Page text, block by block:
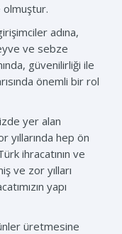
olmuştur.
adına,
ve sebze
güvenilirliği ile
önemli bir rol
yer alan
yıllarında hep ön
ihracatının ve
ve zor yılları
yapı
üretmesine